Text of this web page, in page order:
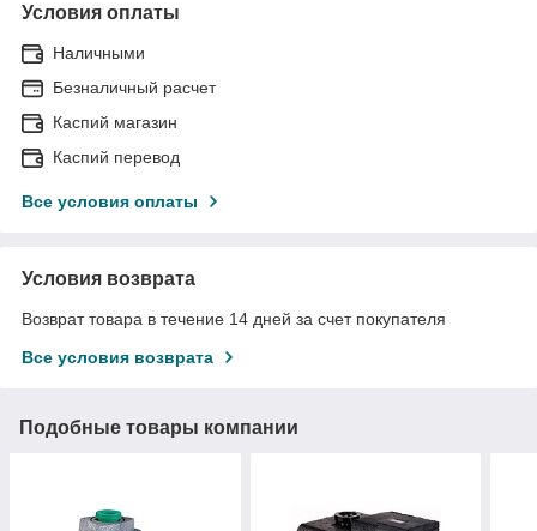
Условия оплаты
Наличными
Безналичный расчет
Каспий магазин
Каспий перевод
Все условия оплаты
Условия возврата
Возврат товара в течение 14 дней за счет покупателя
Все условия возврата
Подобные товары компании